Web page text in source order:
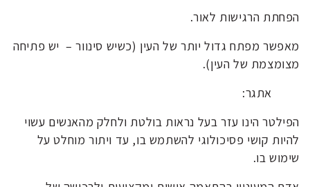
הפחתת הרגישות לאור.
מאפשר מפתח גדול יותר של העין (כשיש סינוור – יש פתיחה
מצומצמת של העין).
אתגר:
הפילטר הינו עזר בעל נראות בולטת ולחלק מהאנשים עשוי
להיות קושי פסיכולוגי להשתמש בו, עד ויתור מוחלט על
שימוש בו.